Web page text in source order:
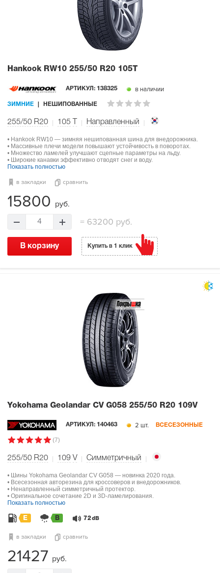
Hankook RW10 255/50 R20 105T
АРТИКУЛ: 138325 в наличии
ЗИМНИЕ НЕШИПОВАННЫЕ
255/50 R20 105 Направленный
• Hankook RW10 — зимняя нешипованная шина для внедорожника.
• Массивные плечи модели повышают устойчивость в поворотах.
• Множество ламелей улучшают сцепные параметры на льду.
• Широкие канавки эффективно отводят снег и воду.
Показать полностью
в закладки сравнить
15800 руб.
4 =63200 руб.
В корзину Купить в 1 клик
Yokohama Geolandar CV G058 255/50 R20 109V
АРТИКУЛ: 140463 2 шт. ВСЕСЕЗОННЫЕ
(7)
255/50 R20 109 V Симметричный
• Шины Yokohama Geolandar CV G058 — новинка 2020 года.
• Всесезонная авторезина для кроссоверов и внедорожников.
• Ненаправленный симметричный протектор.
• Оригинальное сочетание 2D и 3D-ламелирования.
Показать полностью
E B 72 dB
в закладки сравнить
21427 руб.